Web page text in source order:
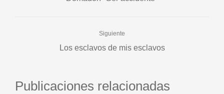
Siguiente
Los esclavos de mis esclavos
Publicaciones relacionadas